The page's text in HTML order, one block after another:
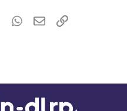
PinterestWhatsApp
E-MailLink